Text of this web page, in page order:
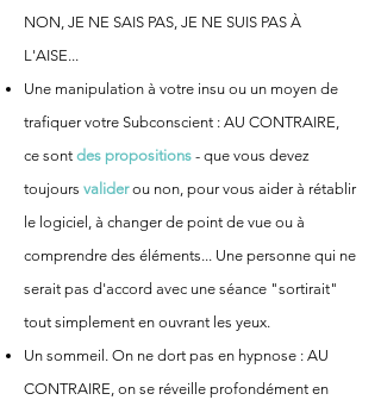
NON, JE NE SAIS PAS, JE NE SUIS PAS À
L'AISE...
Une manipulation à votre insu ou un moyen de
trafiquer votre Subconscient : AU CONTRAIRE,
ce sont des propositions - que vous devez
toujours validerou non, pour vous aider à rétablir
le logiciel, à changer de point de vue ou à
comprendre des éléments... Une personne qui ne
serait pas d'accord avec une séance "sortirait"
tout simplement en ouvrant les yeux.
Un sommeil. On ne dort pas en hypnose : AU
CONTRAIRE, on se réveille profondément en